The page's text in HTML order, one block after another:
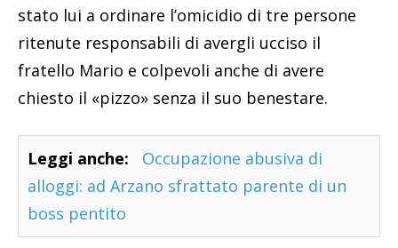
stato lui a ordinare l’omicidio di tre persone
ritenute responsabili di avergli ucciso il
fratello Mario e colpevoli anche di avere
chiesto il «pizzo» senza il suo benestare.
Leggi anche:
Occupazione abusiva di
alloggi: ad Arzano sfrattato parente di un
boss pentito